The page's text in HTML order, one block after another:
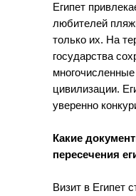
Египет
любителей
только их. На
государства
цивилизации.
уверенно
Какие
пересечения
Визит в Египет